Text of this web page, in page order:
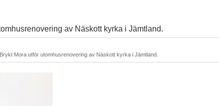
av Näskott kyrka i Jämtland.
Mora utför utomhusrenovering av Näskott kyrka i Jämtland.